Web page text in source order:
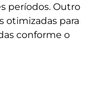
períodos. Outro
otimizadas para
conforme o